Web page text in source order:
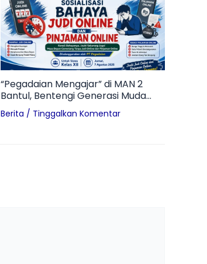
“Pegadaian Mengajar” di MAN 2
Bantul, Bentengi Generasi Muda
dari Bahaya Pinjol dan Judol
Berita / Tinggalkan Komentar